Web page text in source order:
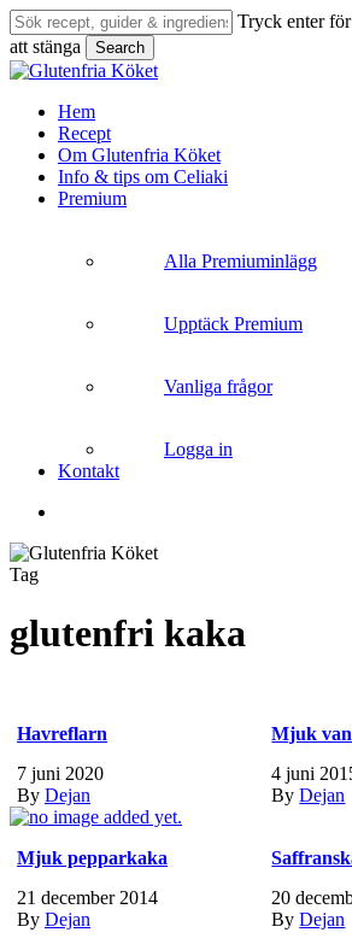
Skip
to
main
content
Tryck enter
att stänga
Search
Close
search
Menu
Hem
Recept
Om Glutenfria Köket
Info & tips om Celiaki
Premium
Alla Premiuminlägg
Upptäck Premium
Vanliga frågor
Logga in
Kontakt
Tag
glutenfri kaka
Havreflarn
7 juni 2020
By Dejan
Mjuk
4 juni
By Dejan
Mjuk pepparkaka
21 december 2014
By Dejan
20
By Dejan